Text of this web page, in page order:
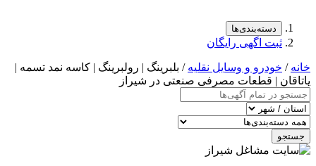
دسته‌بندی‌ها
ثبت اگهی رایگان
خانه/ خودرو و وسایل نقلیه/ بلبرینگ | رولبرینگ | کاسه نمد تسمه |
یاتاقان | قطعات مصرفی صنعتی در شیراز
جستجو